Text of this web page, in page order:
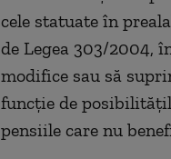
cele statuate în
de Legea 303/2004,
modifice sau să
funcţie de
pensiile care nu